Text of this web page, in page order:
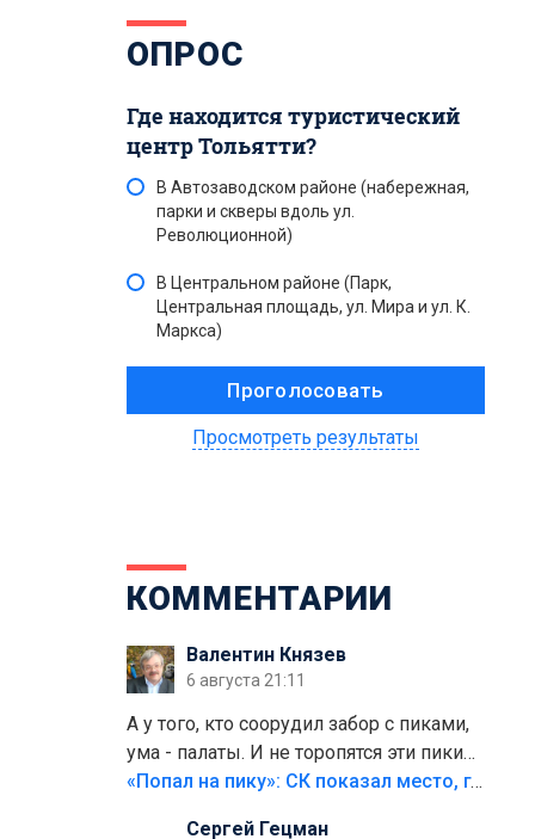
ОПРОС
Где находится туристический
центр Тольятти?
В Автозаводском районе (набережная,
парки и скверы вдоль ул.
Революционной)
В Центральном районе (Парк,
Центральная площадь, ул. Мира и ул. К.
Маркса)
Просмотреть результаты
КОММЕНТАРИИ
Валентин Князев
6 августа 21:11
А у того, кто соорудил забор с пиками,
ума - палаты. И не торопятся эти пики
срезать
«Попал на пику»: СК показал место, где был смертельно травмирован ребенок в Тольятти
Сергей Гецман